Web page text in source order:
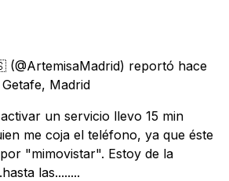
(@ArtemisaMadrid) reportó hace
Getafe, Madrid
un servicio llevo 15 min
me coja el teléfono, ya que éste
"mimovistar". Estoy de la
las........